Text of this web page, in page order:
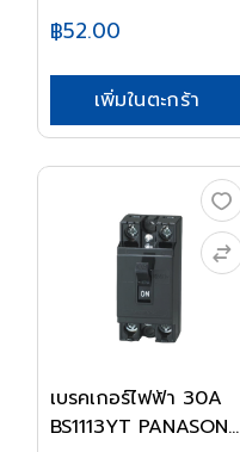
฿52.00
เพิ่มในตะกร้า
เบรคเกอร์ไฟฟ้า 30A
BS1113YT PANASON...